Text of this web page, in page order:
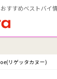
すすめベストバイ
リゲッタカヌー)